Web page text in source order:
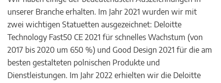
unserer Branche erhalten. Im Jahr 2021 wurden wir mit
zwei wichtigen Statuetten ausgezeichnet: Deloitte
Technology Fast50 CE 2021 für schnelles Wachstum (von
2017 bis 2020 um 650 %) und Good Design 2021 für die am
besten gestalteten polnischen Produkte und
Dienstleistungen. Im Jahr 2022 erhielten wir die Deloitte